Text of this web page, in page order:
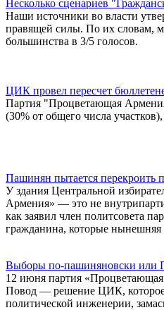
Несколько сценариев
Наши источники во власти
правящей силы. По их словам,
большинства в 3/5 голосов.
ЦИК провел пересчет
Партия "Процветающая
(30% от общего числа
Пашинян пытается перекроить
У здания Центральной
Армения» — это не
как заявил член политсовета
гражданина, которые нынешняя
Выборы по-пашиняновски или
12 июня партия
Повод — решение ЦИК, которое
политической инженерии,